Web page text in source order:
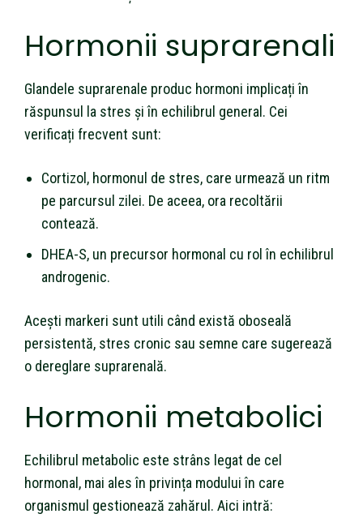
Hormonii suprarenali
Glandele suprarenale produc hormoni implicați în
răspunsul la stres și în echilibrul general. Cei
verificați frecvent sunt:
Cortizol, hormonul de stres, care urmează un ritm
pe parcursul zilei. De aceea, ora recoltării
contează.
DHEA-S, un precursor hormonal cu rol în echilibrul
androgenic.
Acești markeri sunt utili când există oboseală
persistentă, stres cronic sau semne care sugerează
o dereglare suprarenală.
Hormonii metabolici
Echilibrul metabolic este strâns legat de cel
hormonal, mai ales în privința modului în care
organismul gestionează zahărul. Aici intră: